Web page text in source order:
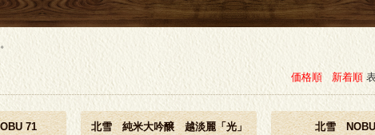
価格順 新着順
71
北雪 純米大吟醸 越淡麗「光」
北雪